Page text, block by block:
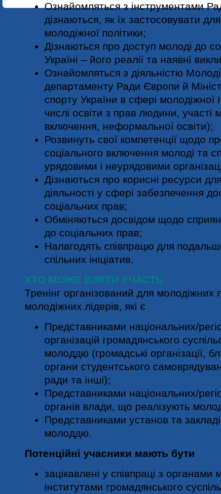
Ознайомляться з інструментами
дізнаються, як їх застосовувати для
молодіжної політики;
Дізнаються про доступ молоді до
Україні – його реалії та наявні
Ознайомляться з діяльністю
департаменту Ради Європи й
спорту України в сфері молодіжної
числі освіти з прав людини, участі
включення, неформальної освіти);
Розвинуть свої компетенції щодо
соціального включення молоді та
урядовими і неурядовими
Дізнаються про корисні ресурси
діяльності у сфері забезпечення
соціальних прав;
Обміняються досвідом щодо
до соціальних прав;
Налагодять співпрацю для
спільних ініціатив.
ХТО МОЖЕ ВЗЯТИ УЧАСТЬ
Тренінг організований для молодіжних
молодіжних лідерів, які є
Представниками національних/
організацій громадянського
молоддю (громадські організації,
органи студентського
ради та інші);
Представниками національних/
органів влади, що реалізують
Представниками установ та
молоддю.
Потенційні учасники мають бути
зацікавлені у співпраці з органами
інститутами громадянського